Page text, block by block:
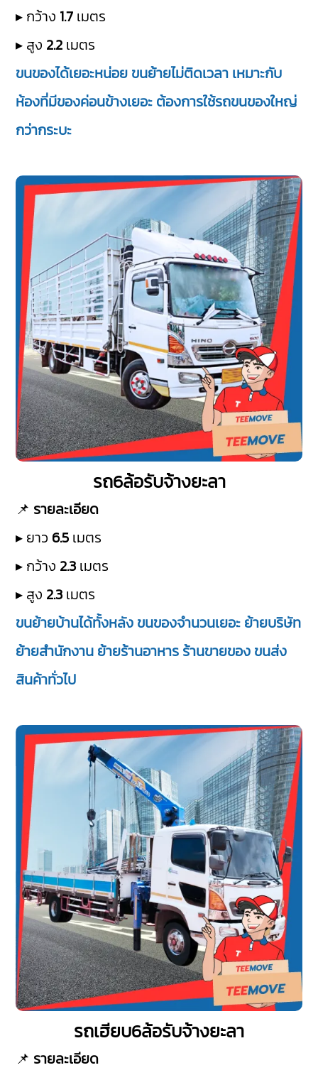
▸ กว้าง 1.7 เมตร
▸ สูง 2.2 เมตร
ขนของได้เยอะหน่อย ขนย้ายไม่ติดเวลา เหมาะกับ
ห้องที่มีของค่อนข้างเยอะ ต้องการใช้รถขนของใหญ่
กว่ากระบะ
รถ6ล้อรับจ้างยะลา
📌 รายละเอียด
▸ ยาว 6.5 เมตร
▸ กว้าง 2.3 เมตร
▸ สูง 2.3 เมตร
ขนย้ายบ้านได้ทั้งหลัง ขนของจำนวนเยอะ ย้ายบริษัท
ย้ายสำนักงาน ย้ายร้านอาหาร ร้านขายของ ขนส่ง
สินค้าทั่วไป
รถเฮียบ6ล้อรับจ้างยะลา
📌 รายละเอียด